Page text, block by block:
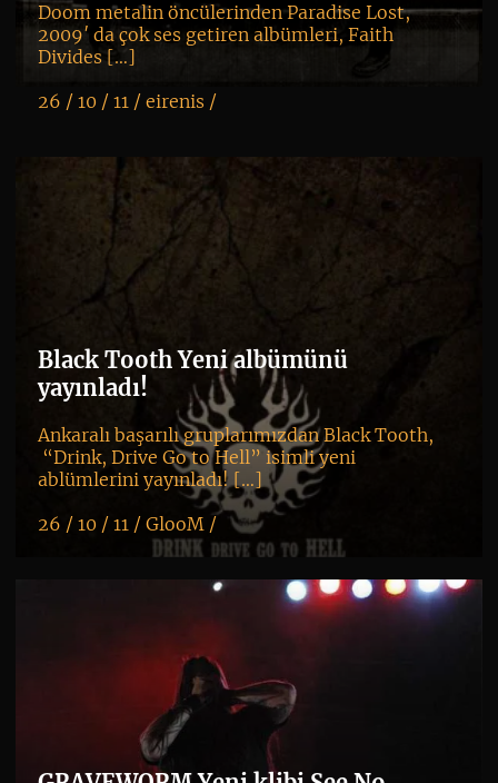
Doom metalin öncülerinden Paradise Lost,
2009′ da çok ses getiren albümleri, Faith
Divides […]
26 / 10 / 11 / eirenis /
Black Tooth Yeni albümünü
yayınladı!
Ankaralı başarılı gruplarımızdan Black Tooth,
“Drink, Drive Go to Hell” isimli yeni
ablümlerini yayınladı! […]
26 / 10 / 11 / GlooM/